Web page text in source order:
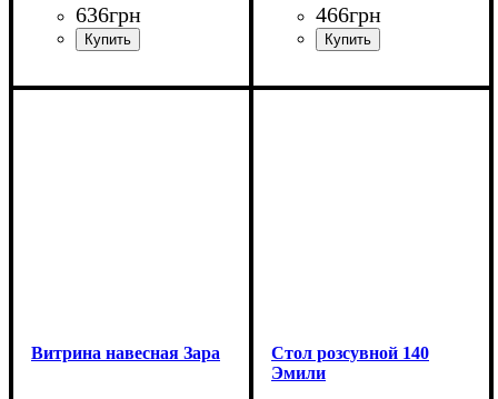
636грн
Ширина: 180 см
466грн
Ширина: 130 см
Витрина навесная Зара
Стол розсувной 140
Эмили